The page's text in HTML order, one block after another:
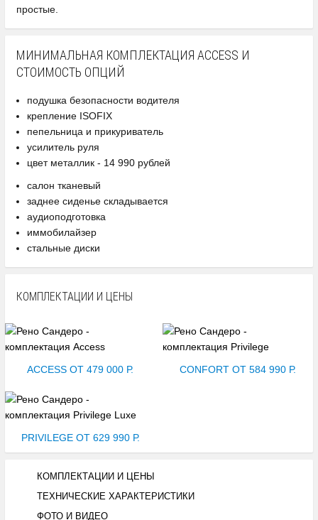
простые.
МИНИМАЛЬНАЯ КОМПЛЕКТАЦИЯ ACCESS И
СТОИМОСТЬ ОПЦИЙ
подушка безопасности водителя
крепление ISOFIX
пепельница и прикуриватель
усилитель руля
цвет металлик - 14 990 рублей
салон тканевый
заднее сиденье складывается
аудиоподготовка
иммобилайзер
стальные диски
КОМПЛЕКТАЦИИ И ЦЕНЫ
ACCESS ОТ 479 000 Р. CONFORT ОТ 584 990 Р.
PRIVILEGE ОТ 629 990 Р.
КОМПЛЕКТАЦИИ И ЦЕНЫ
ТЕХНИЧЕСКИЕ ХАРАКТЕРИСТИКИ
ФОТО И ВИДЕО